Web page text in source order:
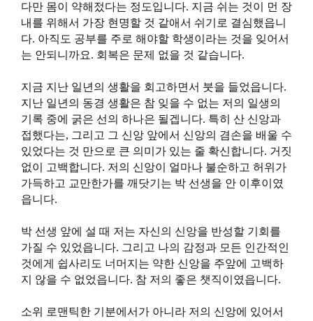
다만 몸이 약해젔다는 정도입니다. 지금 쉬는 것이 먼 장
내를 위해서 가장 현명할 것 같애서 쉬기로 결심했읍니
다. 아직도 공부를 주로 해야할 학생이라는 것을 잊어서
는 안되니까요. 회복은 문제 없을 것 같습니다.
지금 지난 일년의 생활을 회고하면서 붓을 들었읍니다.
지난 일년의 동경 생활은 참 잊을 수 없는 저의 일생의
기록 중에 굵은 선의 하나은 될겝니다. 특히 산 신앙과
접했다는, 그리고 그 신앙 앞에서 신앙의 겸손을 배울 수
있었다는 것 만으로 큰 의미가 있는 줄 확신합니다. 거짓
없이 고백합니다. 저의 신앙이 얼마나 불순하고 허위가
가득하고 교만한가를 깨닷기는 박 선생을 안 이후이였
읍니다.
박 선생 앞에 설 때 저는 자신의 신앙을 반성할 기회를
가질 수 있었읍니다. 그리고 나의 감정과 모든 인간적인
것에게 쉽사리도 너머지는 약한 신앙을 주앞에 고백하
지 않을 수 없었읍니다. 참 저의 좋은 챗직이였읍니다.
소위 로맨틱한 기분에서가 아니라 저의 신앙에 있어서